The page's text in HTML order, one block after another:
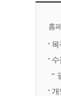
홈
목
수
개